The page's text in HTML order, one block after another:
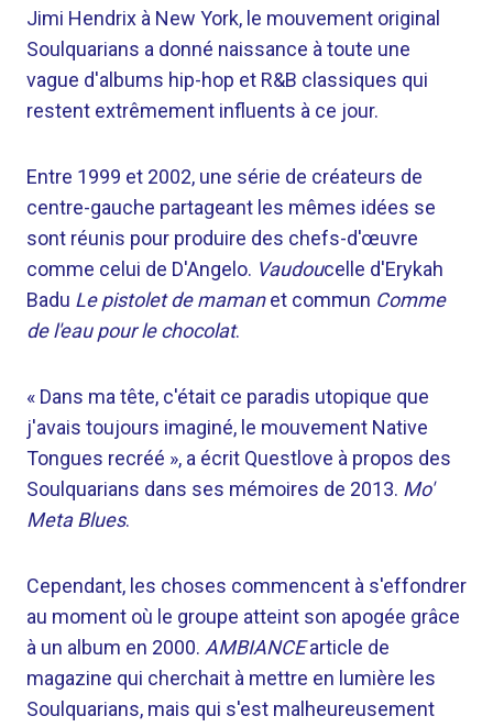
Jimi Hendrix à New York, le mouvement original
Soulquarians a donné naissance à toute une
vague d'albums hip-hop et R&B classiques qui
restent extrêmement influents à ce jour.
Entre 1999 et 2002, une série de créateurs de
centre-gauche partageant les mêmes idées se
sont réunis pour produire des chefs-d'œuvre
comme celui de D'Angelo. Vaudoucelle d'Erykah
Badu Le pistolet de mamanet commun Comme
de l'eau pour le chocolat.
« Dans ma tête, c'était ce paradis utopique que
j'avais toujours imaginé, le mouvement Native
Tongues recréé », a écrit Questlove à propos des
Soulquarians dans ses mémoires de 2013. Mo'
Meta Blues.
Cependant, les choses commencent à s'effondrer
au moment où le groupe atteint son apogée grâce
à un album en 2000. AMBIANCEarticle de
magazine qui cherchait à mettre en lumière les
Soulquarians, mais qui s'est malheureusement